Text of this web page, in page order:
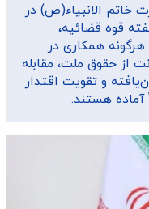
خاتم الانبیاء(ص) در
قوه قضائیه،
همکاری در
از حقوق ملت، مقابله
و تقویت اقتدار
آماده هستند.